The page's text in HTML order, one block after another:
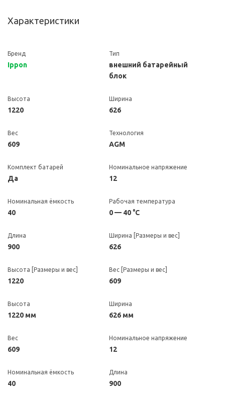
Характеристики
Бренд
Ippon
Тип
внешний батарейный
блок
Высота
1220
Ширина
626
Вес
609
Технология
AGM
Комплект батарей
Да
Номинальное напряжение
12
Номинальная ёмкость
40
Рабочая температура
0 — 40 °C
Длина
900
Ширина [Размеры и вес]
626
Высота [Размеры и вес]
1220
Вес [Размеры и вес]
609
Высота
1220 мм
Ширина
626 мм
Вес
609
Номинальное напряжение
12
Номинальная ёмкость
40
Длина
900